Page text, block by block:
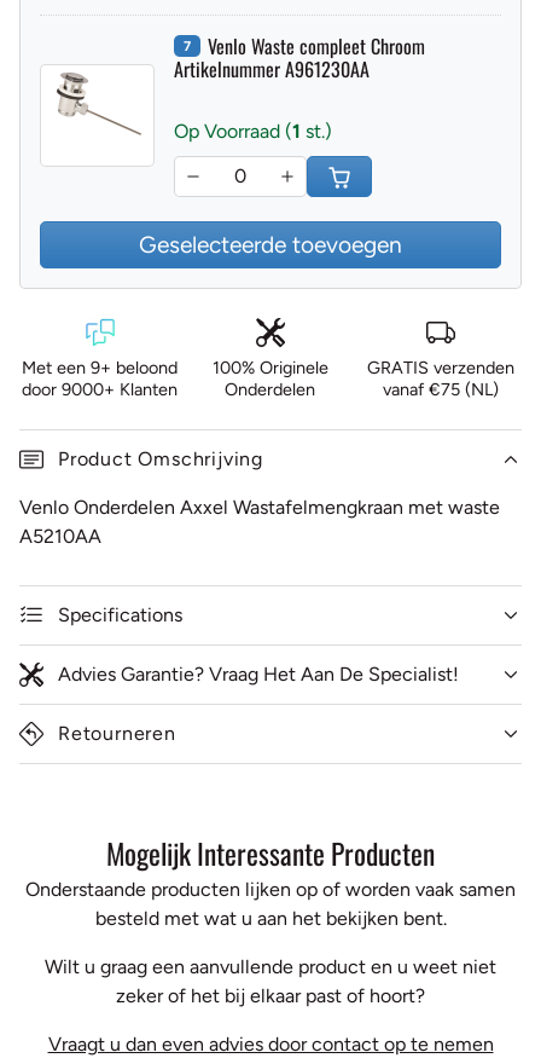
7 Venlo Waste compleet Chroom
Artikelnummer A961230AA
Op Voorraad (1 st.)
Geselecteerde toevoegen
Met een 9+ beloond
door 9000+ Klanten
100% Originele
Onderdelen
GRATIS verzenden
vanaf €75 (NL)
Product Omschrijving
Venlo Onderdelen Axxel Wastafelmengkraan met waste
A5210AA
Specifications
Advies Garantie? Vraag Het Aan De Specialist!
Retourneren
Mogelijk Interessante Producten
Onderstaande producten lijken op of worden vaak samen
besteld met wat u aan het bekijken bent.
Wilt u graag een aanvullende product en u weet niet
zeker of het bij elkaar past of hoort?
Vraagt u dan even advies door contact op te nemen